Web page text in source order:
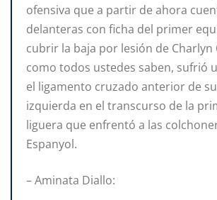
ofensiva que a partir de ahora
delanteras con ficha del primer
cubrir la baja por lesión de Charlyn
como todos ustedes saben, sufrió
el ligamento cruzado anterior de
izquierda en el transcurso de la
liguera que enfrentó a las
Espanyol.
– Aminata Diallo: